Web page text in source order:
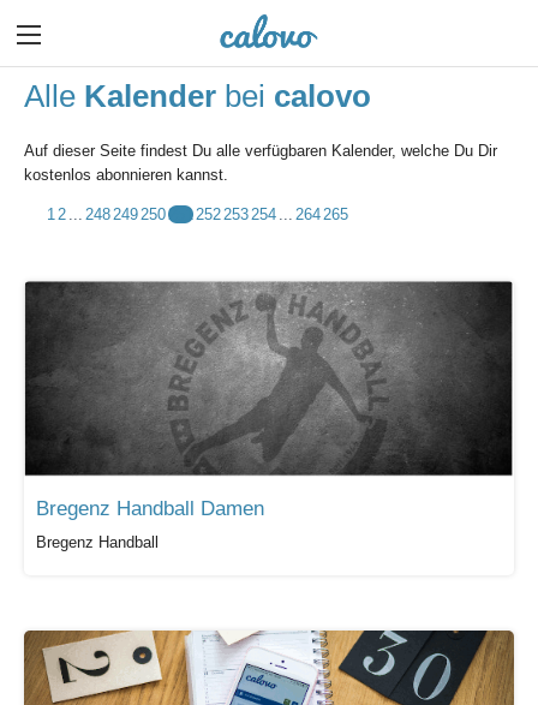
Alle Kalender bei calovo
Auf dieser Seite findest Du alle verfügbaren Kalender, welche Du Dir
kostenlos abonnieren kannst.
1 2 248 249 250251 252 253 254 264 265
Bregenz Handball Damen
Bregenz Handball